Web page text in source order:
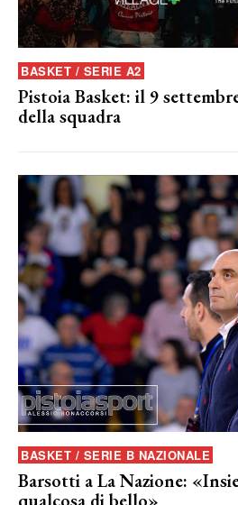
BASKET / SERIE A2
Pistoia Basket: il 9
della squadra
BASKET / SERIE B NAZIONALE
Barsotti a La Nazione: